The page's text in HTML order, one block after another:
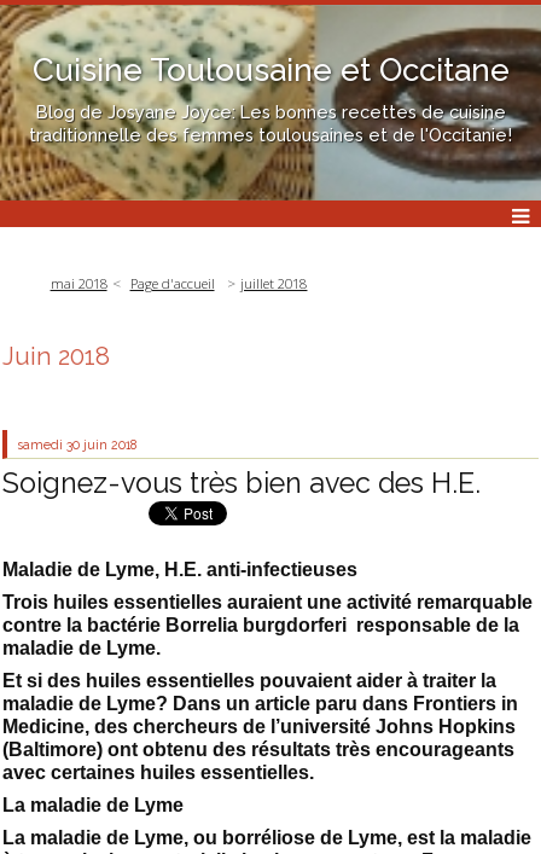
Cuisine Toulousaine et Occitane
Blog de Josyane Joyce: Les bonnes recettes de cuisine
traditionnelle des femmes toulousaines et de l'Occitanie!
mai 2018 Page d'accueil juillet 2018
Juin 2018
samedi 30 juin 2018
Soignez-vous très bien avec des H.E.
Maladie de Lyme, H.E. anti-infectieuses
Trois huiles essentielles auraient une activité remarquable
contre la bactérie Borrelia burgdorferi responsable de la
maladie de Lyme.
Et si des huiles essentielles pouvaient aider à traiter la
maladie de Lyme? Dans un article paru dans Frontiers in
Medicine, des chercheurs de l’université Johns Hopkins
(Baltimore) ont obtenu des résultats très encourageants
avec certaines huiles essentielles.
La maladie de Lyme
La maladie de Lyme, ou borréliose de Lyme, est la maladie